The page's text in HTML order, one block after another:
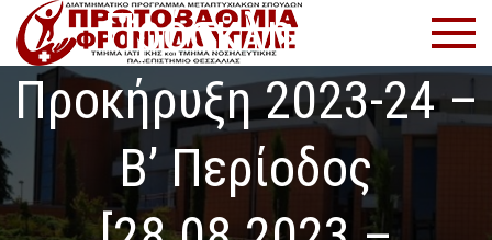
Μετάβαση
στο
περιεχόμενο
Υγείας
Πρόγραμμα
Σπουδών
Πρόσκληση –
Προκήρυξη 2023-24 –
B’ Περίοδος